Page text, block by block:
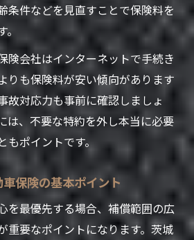
自動車保険を見つけるコツ
つくば市で賢く選ぶポイント
理店の特徴を活かす方法
を守る自動車保険選定術
の一括見積もり活用法
動車保険を比較する手順
く活用し家族を守る方法
補償を最大限活かすコツ
届ける自動車保険の使い方
ラブル時の迅速な対応策
条件などを見直すことで保険料を
険会社はインターネットで手続き
りも保険料が安い傾向があります
故対応力も事前に確認しましょ
は、不要な特約を外し本当に必要
もポイントです。
保険の基本ポイント
を最優先する場合、補償範囲の広
重要なポイントになります。茨城